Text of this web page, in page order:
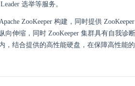
选举等服务。
ZooKeeper 构建，同时提供
向伸缩，同时 ZooKeeper 集群具有自我
，结合提供的高性能硬盘，在保障高性能的